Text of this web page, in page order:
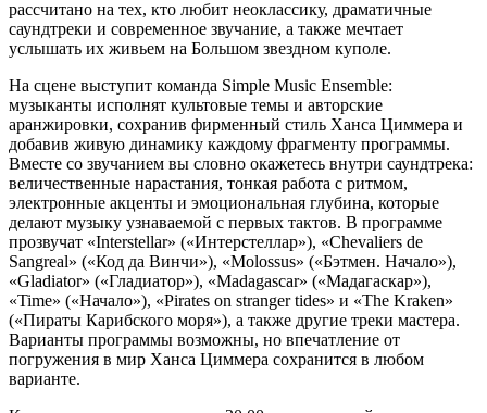
рассчитано на тех, кто любит неоклассику, драматичные
саундтреки и современное звучание, а также мечтает
услышать их живьем на Большом звездном куполе.
На сцене выступит команда Simple Music Ensemble:
музыканты исполнят культовые темы и авторские
аранжировки, сохранив фирменный стиль Ханса Циммера и
добавив живую динамику каждому фрагменту программы.
Вместе со звучанием вы словно окажетесь внутри саундтрека:
величественные нарастания, тонкая работа с ритмом,
электронные акценты и эмоциональная глубина, которые
делают музыку узнаваемой с первых тактов. В программе
прозвучат «Interstellar» («Интерстеллар»), «Chevaliers de
Sangreal» («Код да Винчи»), «Molossus» («Бэтмен. Начало»),
«Gladiator» («Гладиатор»), «Madagascar» («Мадагаскар»),
«Time» («Начало»), «Pirates on stranger tides» и «The Kraken»
(«Пираты Карибского моря»), а также другие треки мастера.
Варианты программы возможны, но впечатление от
погружения в мир Ханса Циммера сохранится в любом
варианте.